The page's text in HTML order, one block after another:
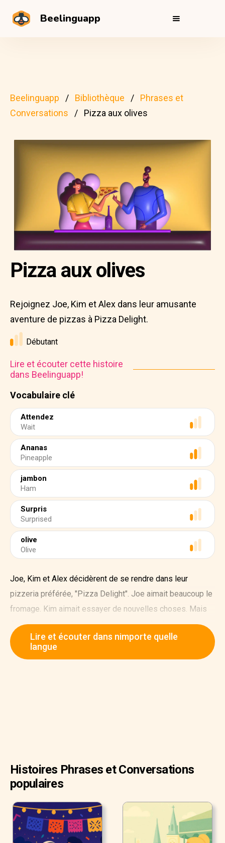
Beelinguapp
Beelinguapp Bibliothèque
Phrases et
Conversations
Pizza aux olives
Vocabulaire clé
Attendez
Wait
Ananas
Pineapple
jambon
Ham
Surpris
Surprised
olive
Olive
Pizza aux olives
Rejoignez Joe, Kim et Alex dans leur amusante
aventure de pizzas à Pizza Delight.
Débutant
Lire et écouter cette histoire
dans Beelinguapp!
Joe, Kim et Alex décidèrent de se rendre dans leur
pizzeria préférée, "Pizza Delight". Joe aimait beaucoup le
fromage. Kim aimait essayer de nouvelles choses. Mais
Alex n'aimait que les simples pizzas ordinaires.
Comme ils entraient dans Pizza Delight, ils sentirent
l'odeur délicieuse de pizza.
Lire et écouter dans nimporte quelle
langue
Histoires Phrases et Conversations
populaires